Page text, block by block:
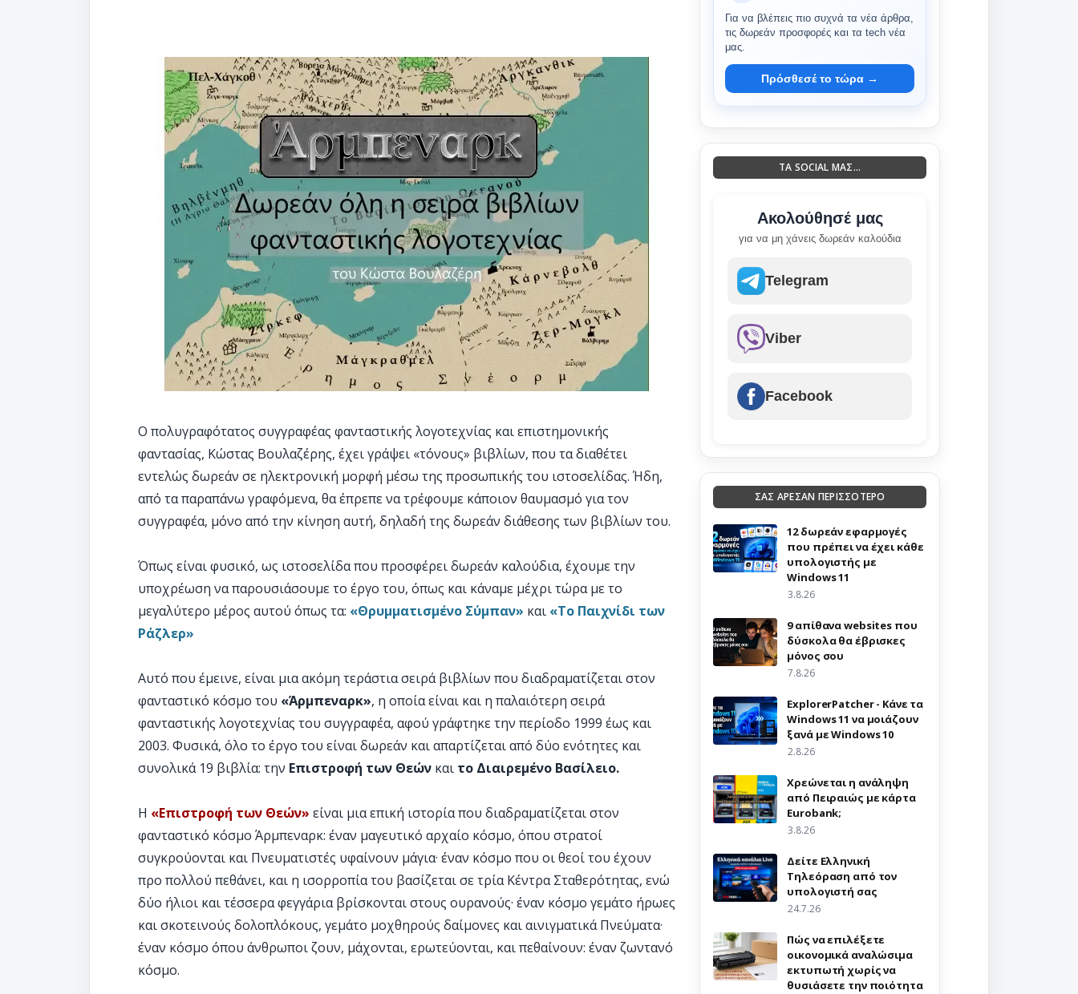
Ο πολυγραφότατος συγγραφέας φανταστικής λογοτεχνίας και επιστημονικής
φαντασίας, Κώστας Βουλαζέρης, έχει γράψει «τόνους» βιβλίων, που τα διαθέτει
εντελώς δωρεάν σε ηλεκτρονική μορφή μέσω της προσωπικής του ιστοσελίδας. Ήδη,
από τα παραπάνω γραφόμενα, θα έπρεπε να τρέφουμε κάποιον θαυμασμό για τον
συγγραφέα, μόνο από την κίνηση αυτή, δηλαδή της δωρεάν διάθεσης των βιβλίων του.
Όπως είναι φυσικό, ως ιστοσελίδα που προσφέρει δωρεάν καλούδια, έχουμε την
υποχρέωση να παρουσιάσουμε το έργο του, όπως και κάναμε μέχρι τώρα με το
μεγαλύτερο μέρος αυτού όπως τα: «Θρυμματισμένο Σύμπαν» και «Το Παιχνίδι των
Ράζλερ»
Αυτό που έμεινε, είναι μια ακόμη τεράστια σειρά βιβλίων που διαδραματίζεται στον
φανταστικό κόσμο του «Άρμπεναρκ», η οποία είναι και η παλαιότερη σειρά
φανταστικής λογοτεχνίας του συγγραφέα, αφού γράφτηκε την περίοδο 1999 έως και
2003. Φυσικά, όλο το έργο του είναι δωρεάν και απαρτίζεται από δύο ενότητες και
συνολικά 19 βιβλία: την Επιστροφή των Θεών και το Διαιρεμένο Βασίλειο.
Η «Επιστροφή των Θεών» είναι μια επική ιστορία που διαδραματίζεται στον
φανταστικό κόσμο Άρμπεναρκ: έναν μαγευτικό αρχαίο κόσμο, όπου στρατοί
συγκρούονται και Πνευματιστές υφαίνουν μάγια· έναν κόσμο που οι θεοί του έχουν
προ πολλού πεθάνει, και η ισορροπία του βασίζεται σε τρία Κέντρα Σταθερότητας, ενώ
δύο ήλιοι και τέσσερα φεγγάρια βρίσκονται στους ουρανούς· έναν κόσμο γεμάτο ήρωες
και σκοτεινούς δολοπλόκους, γεμάτο μοχθηρούς δαίμονες και αινιγματικά Πνεύματα·
έναν κόσμο όπου άνθρωποι ζουν, μάχονται, ερωτεύονται, και πεθαίνουν: έναν ζωντανό
κόσμο.
Για να βλέπεις πιο συχνά τα νέα άρθρα,
τις δωρεάν προσφορές και τα tech νέα
μας.
Πρόσθεσέ το τώρα →
ΤΑ SOCIAL ΜΑΣ...
Ακολούθησέ μας
για να μη χάνεις δωρεάν καλούδια
Telegram
Viber
Facebook
ΣΑΣ ΑΡΕΣΑΝ ΠΕΡΙΣΣΟΤΕΡΟ
12 δωρεάν εφαρμογές
που πρέπει να έχει κάθε
υπολογιστής με
Windows 11
3.8.26
9 απίθανα websites που
δύσκολα θα έβρισκες
μόνος σου
7.8.26
ExplorerPatcher - Κάνε τα
Windows 11 να μοιάζουν
ξανά με Windows 10
2.8.26
Χρεώνεται η ανάληψη
από Πειραιώς με κάρτα
Eurobank;
3.8.26
Δείτε Ελληνική
Τηλεόραση από τον
υπολογιστή σας
24.7.26
Πώς να επιλέξετε
οικονομικά αναλώσιμα
εκτυπωτή χωρίς να
θυσιάσετε την ποιότητα